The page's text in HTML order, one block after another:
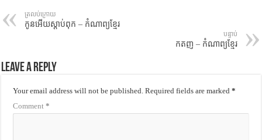
ត្រលប់ក្រោយ
កូនអើយស្តាប់ពុក – កំណាព្យខ្មែរ
បន្ទាប់
កតញូ – កំណាព្យខ្មែរ
Leave a Reply
Your email address will not be published. Required fields are marked*
Comment*